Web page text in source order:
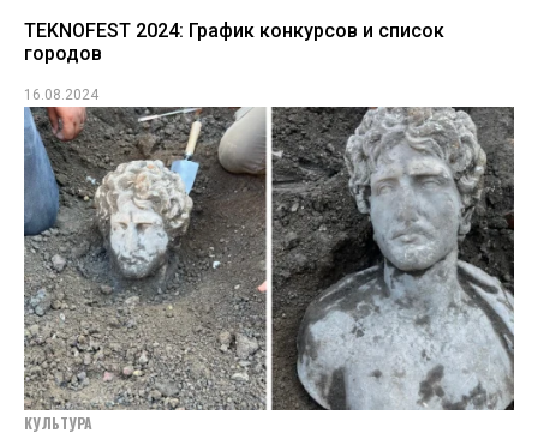
TEKNOFEST 2024: График конкурсов и список
городов
16.08.2024
КУЛЬТУРА